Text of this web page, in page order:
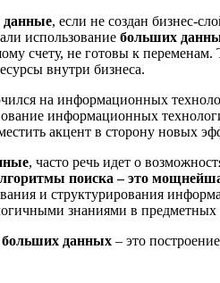
данные, если не создан бизнес-
использование больших
счету, не готовы к
внутри бизнеса.
на информационных
информационных
акцент в сторону новых
, часто речь идет о
поиска – это
и структурирования
знаниями в предметных
больших данных – это